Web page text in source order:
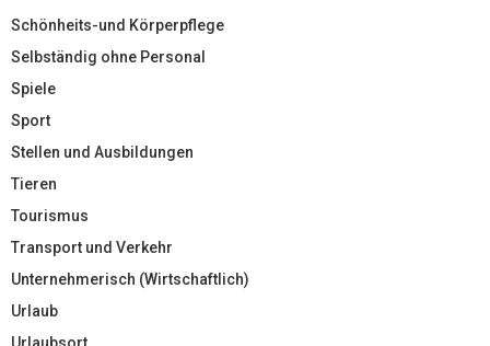
Schönheits-und Körperpflege
Selbständig ohne Personal
Spiele
Sport
Stellen und Ausbildungen
Tieren
Tourismus
Transport und Verkehr
Unternehmerisch (Wirtschaftlich)
Urlaub
Urlaubsort